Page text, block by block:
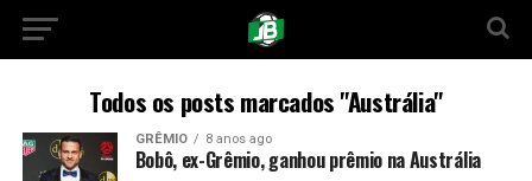
Todos os posts marcados "Austrália"
GRÊMIO 8 anos ago
Bobô, ex-Grêmio, ganhou prêmio na Austrália